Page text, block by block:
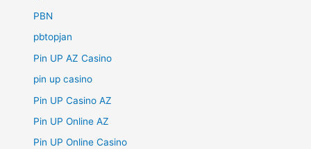
PBN
pbtopjan
Pin UP AZ Casino
pin up casino
Pin UP Casino AZ
Pin UP Online AZ
Pin UP Online Casino